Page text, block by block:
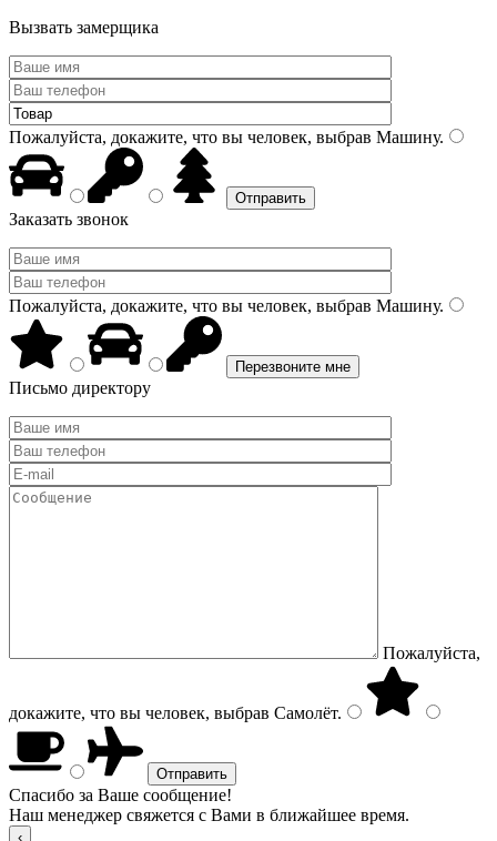
Вызвать замерщика
Пожалуйста, докажите, что вы человек, выбрав Машину.
Заказать звонок
Пожалуйста, докажите, что вы человек, выбрав Машину.
Письмо директору
Пожалуйста,
докажите, что вы человек, выбрав Самолёт.
Спасибо за Ваше сообщение!
Наш менеджер свяжется с Вами в ближайшее время.